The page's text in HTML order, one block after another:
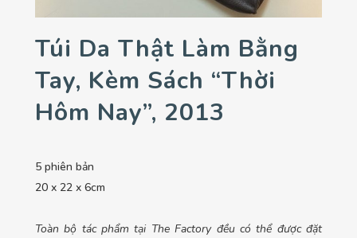
Túi Da Thật Làm Bằng
Tay, Kèm Sách “Thời
Hôm Nay”, 2013
5 phiên bản
20 x 22 x 6cm
Toàn bộ tác phẩm tại The Factory đều có thể được đặt